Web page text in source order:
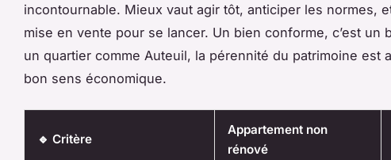
incontournable. Mieux vaut agir tôt, anticiper les normes,
mise en vente pour se lancer. Un bien conforme, c’est un
un quartier comme Auteuil, la pérennité du patrimoine est
bon sens économique.
🔹 Critère
Appartement non
rénové